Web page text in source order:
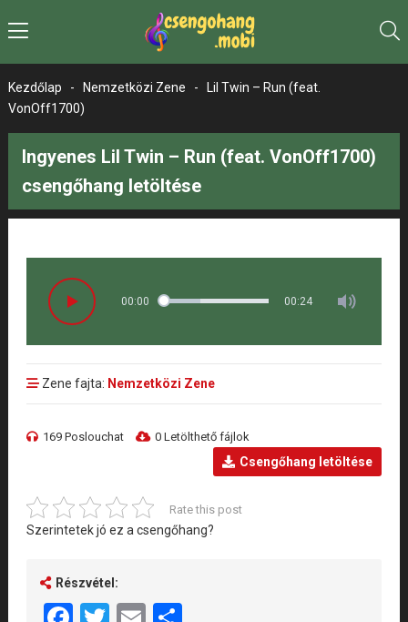
Kezdőlap - Nemzetközi Zene -
Lil Twin – Run (feat.
VonOff1700)
Ingyenes Lil Twin – Run (feat. VonOff1700)
csengőhang letöltése
00:00 00:24
Zene fajta: Nemzetközi Zene
169 Poslouchat 0 Letölthető fájlok
Csengőhang letöltése
Rate this post
Szerintetek jó ez a csengőhang?
Részvétel: